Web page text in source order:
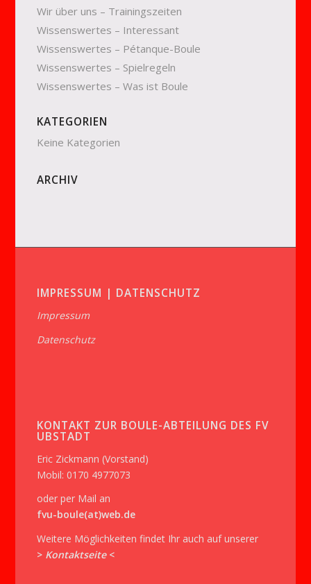
Wir über uns – Trainingszeiten
Wissenswertes – Interessant
Wissenswertes – Pétanque-Boule
Wissenswertes – Spielregeln
Wissenswertes – Was ist Boule
KATEGORIEN
Keine Kategorien
ARCHIV
IMPRESSUM | DATENSCHUTZ
Impressum
Datenschutz
KONTAKT ZUR BOULE-ABTEILUNG DES FV
UBSTADT
Eric Zickmann (Vorstand)
Mobil: 0170 4977073
oder per Mail an
fvu-boule(at)web.de
Weitere Möglichkeiten findet Ihr auch auf unserer
> Kontaktseite <